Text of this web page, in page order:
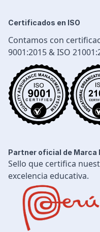
Seguridad Industrial
Gestión Industrial
Ingeniería de Procesos
Desarrollo Profesional
Ingeniería Civil
Certificados en ISO
Contamos con
9001:2015 & ISO
Partner oficial de Marca
Sello que certifica
excelencia educativa.